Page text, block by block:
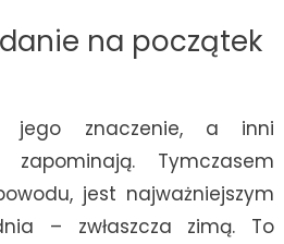
na początek
jego znaczenie, a inni
Tymczasem
jest najważniejszym
– zwłaszcza zimą. To